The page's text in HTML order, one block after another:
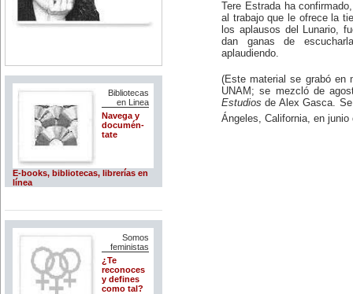
Bibliotecas
en Linea
Navega y
documén-
tate
E-books, bibliotecas, librerías en
línea
Somos
feministas
¿Te
reconoces
y defines
como tal?
Tere Estrada ha
al trabajo que le ofrece la
los aplausos del Lunario,
dan ganas de
aplaudiendo.
(Este material se grabó en
UNAM; se mezcló de
Estudiosde Alex Gasca.
Ángeles, California, en